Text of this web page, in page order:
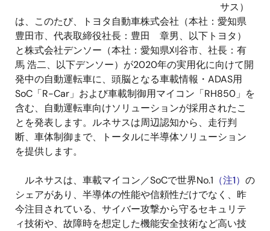
サス）
は、このたび、トヨタ自動車株式会社（本社：愛知県
豊田市、代表取締役社長：豊田 章男、以下トヨタ）
と株式会社デンソー（本社：愛知県刈谷市、社長：有
馬 浩二、以下デンソー）が2020年の実用化に向けて開
発中の自動運転車に、頭脳となる車載情報・ADAS用
SoC「R-Car」および車載制御用マイコン「RH850」を
含む、自動運転車向けソリューションが採用されたこ
とを発表します。ルネサスは周辺認知から、走行判
断、車体制御まで、トータルに半導体ソリューション
を提供します。
ルネサスは、車載マイコン／SoCで世界No.1 （注1） の
シェアがあり、半導体の性能や信頼性だけでなく、昨
今注目されている、サイバー攻撃から守るセキュリテ
ィ技術や、故障時を想定した機能安全技術など高い技